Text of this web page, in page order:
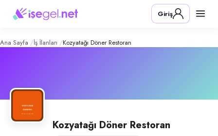
Döner Restoran– Şirket
Konum:
Kozyatağı Döner Restoran, İstanbul Kadıköy Kozyatağı’nda döner
Giriş
Ana Sayfa İş İlanları Kozyatağı Döner Restoran
Kozyatağı Döner Restoran